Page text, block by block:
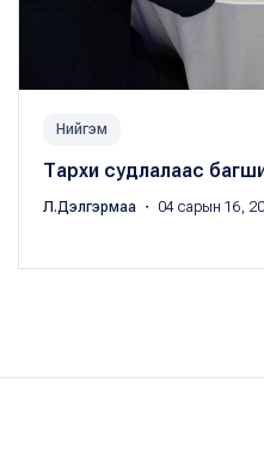
Нийгэм
Тархи судлалаас
Л.Дэлгэрмаа ・ 04 сарын 16,